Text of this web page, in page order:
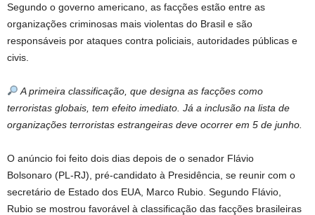
Segundo o governo americano, as facções estão entre as
organizações criminosas mais violentas do Brasil e são
responsáveis por ataques contra policiais, autoridades públicas e
civis.
A primeira classificação, que designa as facções como
terroristas globais, tem efeito imediato. Já a inclusão na lista de
organizações terroristas estrangeiras deve ocorrer em 5 de junho.
O anúncio foi feito dois dias depois de o senador Flávio
Bolsonaro (PL-RJ), pré-candidato à Presidência, se reunir com o
secretário de Estado dos EUA, Marco Rubio. Segundo Flávio,
Rubio se mostrou favorável à classificação das facções brasileiras